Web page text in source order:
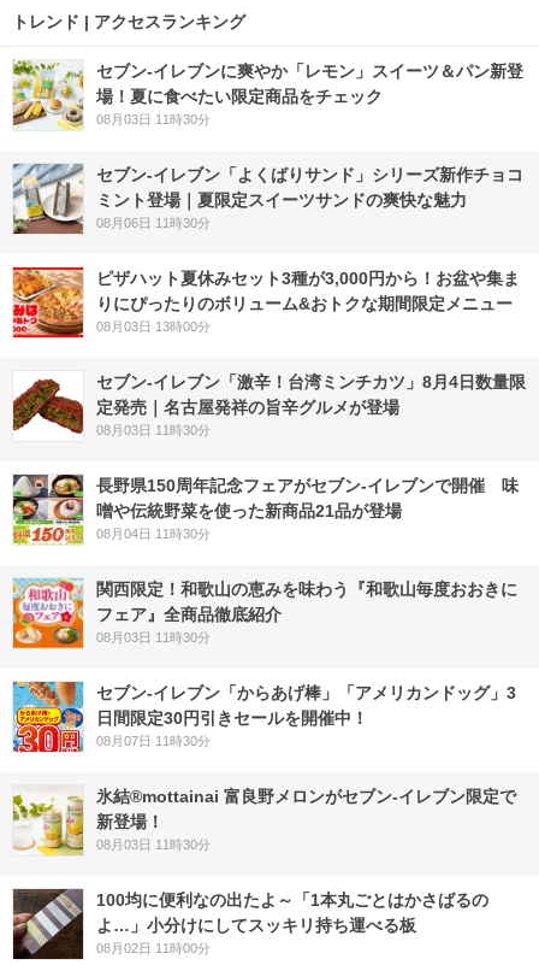
トレンド | アクセスランキング
セブン‐イレブンに爽やか「レモン」スイーツ＆パン新登
場！夏に食べたい限定商品をチェック
08月03日 11時30分
セブン‐イレブン「よくばりサンド」シリーズ新作チョコ
ミント登場｜夏限定スイーツサンドの爽快な魅力
08月06日 11時30分
ピザハット夏休みセット3種が3,000円から！お盆や集ま
りにぴったりのボリューム&おトクな期間限定メニュー
08月03日 13時00分
セブン-イレブン「激辛！台湾ミンチカツ」8月4日数量限
定発売｜名古屋発祥の旨辛グルメが登場
08月03日 11時30分
長野県150周年記念フェアがセブン-イレブンで開催 味
噌や伝統野菜を使った新商品21品が登場
08月04日 11時30分
関西限定！和歌山の恵みを味わう『和歌山毎度おおきに
フェア』全商品徹底紹介
08月03日 11時30分
セブン‐イレブン「からあげ棒」「アメリカンドッグ」3
日間限定30円引きセールを開催中！
08月07日 11時30分
氷結®mottainai 富良野メロンがセブン‐イレブン限定で
新登場！
08月03日 11時30分
100均に便利なの出たよ～「1本丸ごとはかさばるの
よ…」小分けにしてスッキリ持ち運べる板
08月02日 11時00分